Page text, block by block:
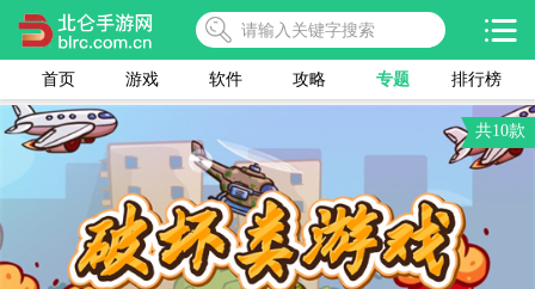
首页 游戏 软件 攻略 专题 排行榜
共10款